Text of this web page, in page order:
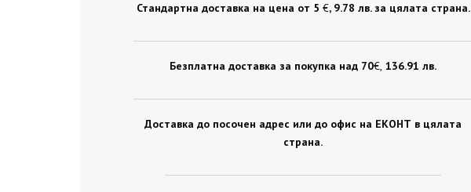
Стандартна доставка на цена от 5 €, 9.78 лв. за цялата страна.
Безплатна доставка за покупка над 70€ , 136.91 лв.
Доставка до посочен адрес или до офис на ЕКОНТ в цялата
страна.